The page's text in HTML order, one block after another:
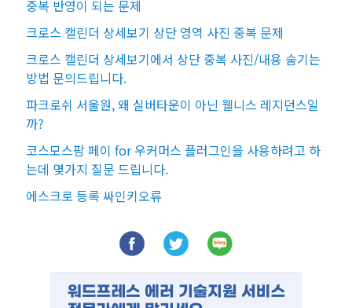
중복 반영이 되는 문제
크로스 캘린더 상세보기 상단 영역 사진 중복 문제
크로스 캘린더 상세보기에서 상단 중복 사진/내용 숨기는
방법 문의드립니다.
파크로쉬 서울원, 왜 실버타운이 아닌 웰니스 레지던스일
까?
코스모스팜 페이 for 우커머스 플러그인을 사용하려고 하
는데 몇가지 질문 드립니다.
에스크로 등록 싸인키오류